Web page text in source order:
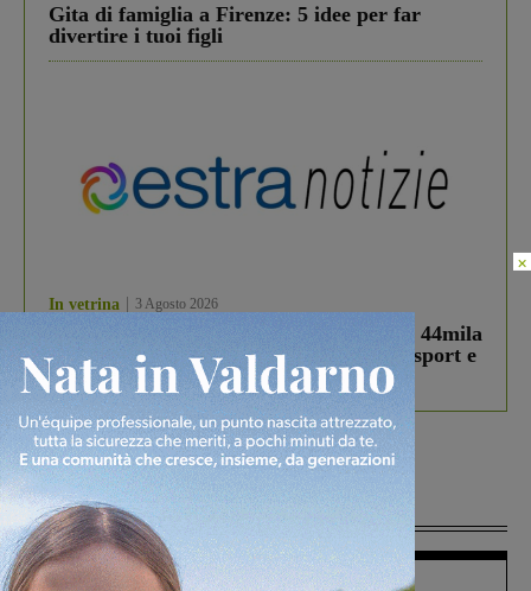
Gita di famiglia a Firenze: 5 idee per far
divertire i tuoi figli
In vetrina 3 Agosto 2026
Estra Notizie agosto: Smart Cities, oltre 44mila
studenti coinvolti, torna il bando per lo sport e
debutta il podcast Estrair
Più lette
×